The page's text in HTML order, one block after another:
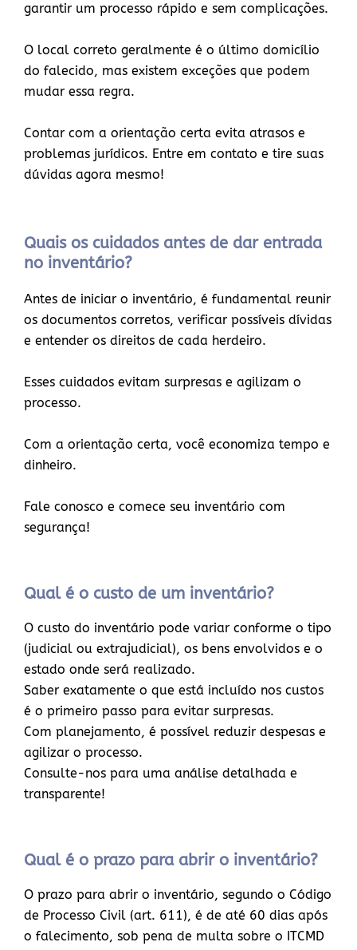
garantir um processo rápido e sem complicações.
O local correto geralmente é o último domicílio
do falecido, mas existem exceções que podem
mudar essa regra.
Contar com a orientação certa evita atrasos e
problemas jurídicos. Entre em contato e tire suas
dúvidas agora mesmo!
Quais os cuidados antes de dar entrada
no inventário?
Antes de iniciar o inventário, é fundamental reunir
os documentos corretos, verificar possíveis dívidas
e entender os direitos de cada herdeiro.
Esses cuidados evitam surpresas e agilizam o
processo.
Com a orientação certa, você economiza tempo e
dinheiro.
Fale conosco e comece seu inventário com
segurança!
Qual é o custo de um inventário?
O custo do inventário pode variar conforme o tipo
(judicial ou extrajudicial), os bens envolvidos e o
estado onde será realizado.
Saber exatamente o que está incluído nos custos
é o primeiro passo para evitar surpresas.
Com planejamento, é possível reduzir despesas e
agilizar o processo.
Consulte-nos para uma análise detalhada e
transparente!
Qual é o prazo para abrir o inventário?
O prazo para abrir o inventário, segundo o Código
de Processo Civil (art. 611), é de até 60 dias após
o falecimento, sob pena de multa sobre o ITCMD